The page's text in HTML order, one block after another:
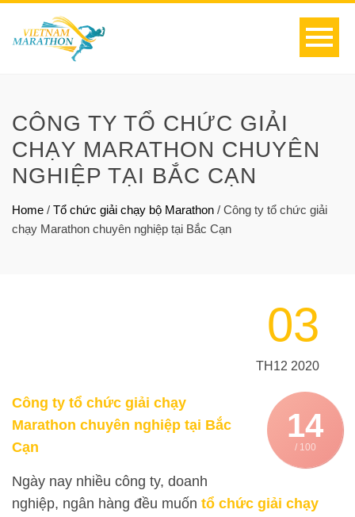
CÔNG TY TỔ CHỨC GIẢI
CHẠY MARATHON CHUYÊN
NGHIỆP TẠI BẮC CẠN
Home / Tổ chức giải chạy bộ Marathon / Công ty tổ chức giải
chạy Marathon chuyên nghiệp tại Bắc Cạn
03
TH12 2020
14
/ 100
Công ty tổ chức giải chạy
Marathon chuyên nghiệp tại Bắc
Cạn
Ngày nay nhiều công ty, doanh
nghiệp, ngân hàng đều muốn tổ chức giải chạy